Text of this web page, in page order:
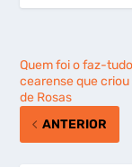
Quem foi o faz-tudo
cearense que criou
de Rosas
ANTERIOR